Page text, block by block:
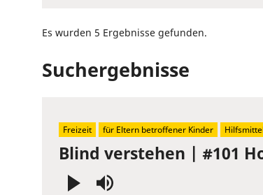
Es wurden 5 Ergebnisse gefunden.
Suchergebnisse
Blind verstehen | #101
Freizeit für Eltern betroffener Kinder Hilfsmittel